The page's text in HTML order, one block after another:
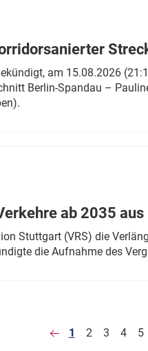
am 15.08.2026
Berlin-Spandau –
ab 2035 aus
Stuttgart (VRS) die
die Aufnahme des
1 2 3 4 5